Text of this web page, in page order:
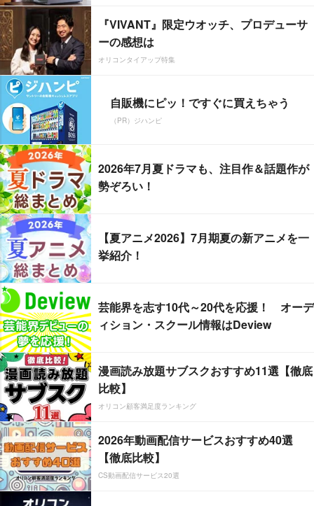
『VIVANT』限定ウオッチ、プロデューサ
ーの感想は
オリコンタイアップ特集
自販機にピッ！ですぐに買えちゃう
（PR）ジハンピ
2026年7月夏ドラマも、注目作＆話題作が
勢ぞろい！
【夏アニメ2026】7月期夏の新アニメを一
挙紹介！
芸能界を志す10代～20代を応援！ オーデ
ィション・スクール情報はDeview
漫画読み放題サブスクおすすめ11選【徹底
比較】
オリコン顧客満足度ランキング
2026年動画配信サービスおすすめ40選
【徹底比較】
CS動画配信サービス20選